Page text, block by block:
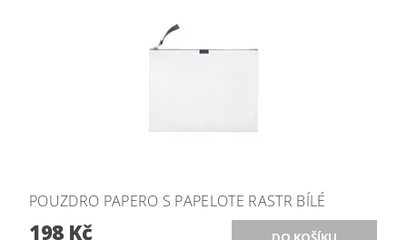
POUZDRO PAPERO S PAPELOTE RASTR BÍLÉ
198 Kč